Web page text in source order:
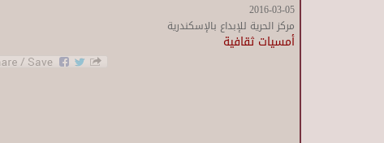
2016-03-05
مركز الحرية للإبداع بالإسكندرية
أمسيات ثقافية